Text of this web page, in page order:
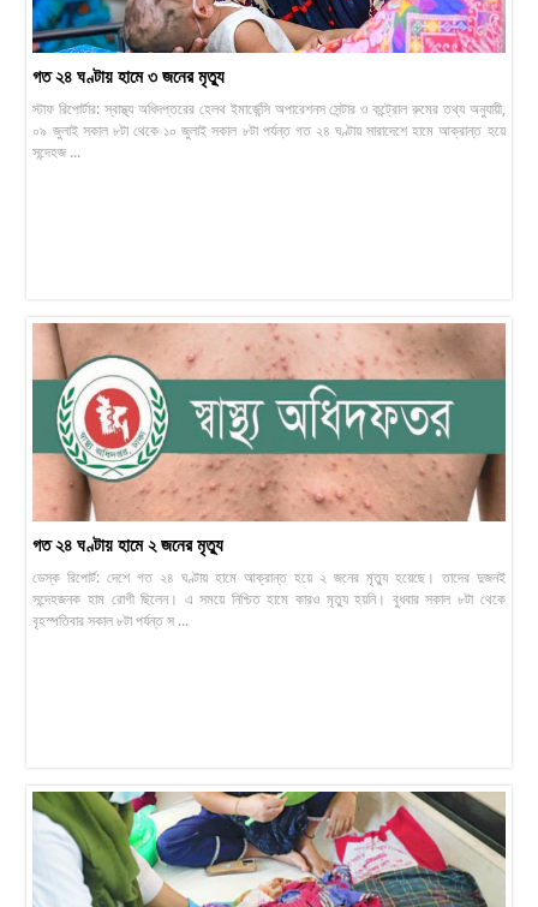
গত ২৪ ঘণ্টায় হামে ৩ জনের মৃত্যু
স্টাফ রিপাের্টার: স্বাস্থ্য অধিদপ্তরের হেলথ ইমার্জেন্সি অপারেশনস সেন্টার ও কন্ট্রোল রুমের তথ্য অনুযায়ী,
০৯ জুলাই সকাল ৮টা থেকে ১০ জুলাই সকাল ৮টা পর্যন্ত গত ২৪ ঘণ্টায় সারাদেশে হামে আক্রান্ত হয়ে
সন্দেহজ ...
গত ২৪ ঘণ্টায় হামে ২ জনের মৃত্যু
ডেস্ক রিপোর্ট: দেশে গত ২৪ ঘণ্টায় হামে আক্রান্ত হয়ে ২ জনের মৃত্যু হয়েছে। তাদের দুজনই
সন্দেহজনক হাম রোগী ছিলেন। এ সময়ে নিশ্চিত হামে কারও মৃত্যু হয়নি। বুধবার সকাল ৮টা থেকে
বৃহস্পতিবার সকাল ৮টা পর্যন্ত স ...